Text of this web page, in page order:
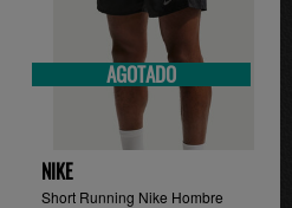
AGOTADO
NIKE
Short Running Nike Hombre